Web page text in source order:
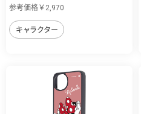
参考価格￥2,970
キャラクター